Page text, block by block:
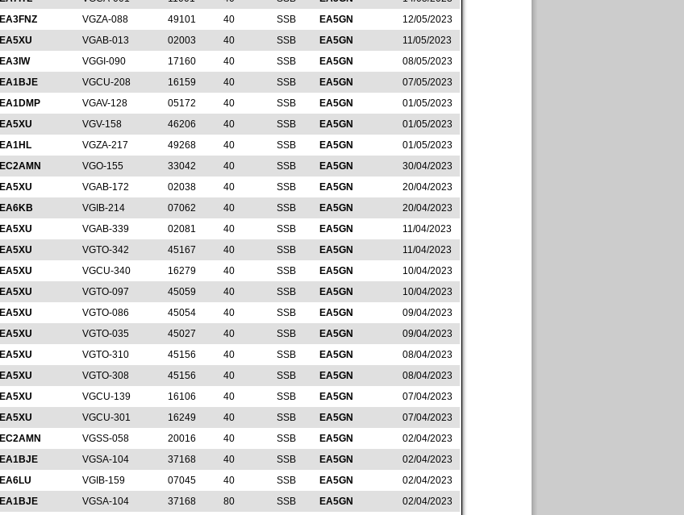
EA3FNZ
VGZA-088 49101 40 SSB EA5GN
12/05/2023
EA5XU
VGAB-013 02003 40 SSB EA5GN
11/05/2023
EA3IW
VGGI-090 17160 40 SSB EA5GN
08/05/2023
EA1BJE
VGCU-208 16159 40 SSB EA5GN
07/05/2023
EA1DMP
VGAV-128 05172 40 SSB EA5GN
01/05/2023
EA5XU
VGV-158 46206 40 SSB EA5GN
01/05/2023
EA1HL
VGZA-217 49268 40 SSB EA5GN
01/05/2023
EC2AMN
VGO-155 33042 40 SSB EA5GN
30/04/2023
EA5XU
VGAB-172 02038 40 SSB EA5GN
20/04/2023
EA6KB
VGIB-214 07062 40 SSB EA5GN
20/04/2023
EA5XU
VGAB-339 02081 40 SSB EA5GN
11/04/2023
EA5XU
VGTO-342 45167 40 SSB EA5GN
11/04/2023
EA5XU
VGCU-340 16279 40 SSB EA5GN
10/04/2023
EA5XU
VGTO-097 45059 40 SSB EA5GN
10/04/2023
EA5XU
VGTO-086 45054 40 SSB EA5GN
09/04/2023
EA5XU
VGTO-035 45027 40 SSB EA5GN
09/04/2023
EA5XU
VGTO-310 45156 40 SSB EA5GN
08/04/2023
EA5XU
VGTO-308 45156 40 SSB EA5GN
08/04/2023
EA5XU
VGCU-139 16106 40 SSB EA5GN
07/04/2023
EA5XU
VGCU-301 16249 40 SSB EA5GN
07/04/2023
EC2AMN
VGSS-058 20016 40 SSB EA5GN
02/04/2023
EA1BJE
VGSA-104 37168 40 SSB EA5GN
02/04/2023
EA6LU
VGIB-159 07045 40 SSB EA5GN
02/04/2023
EA1BJE
VGSA-104 37168 80 SSB EA5GN
02/04/2023